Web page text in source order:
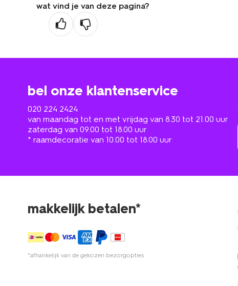
wat vind je van deze pagina?
bel onze klantenservice
020 224 2424
van maandag tot en met vrijdag van 8.30 tot 21.00 uur
zaterdag van 09.00 tot 18.00 uur
* raamdecoratie van 10.00 tot 18.00 uur
makkelijk betalen*
*afhankelijk van de gekozen bezorgopties